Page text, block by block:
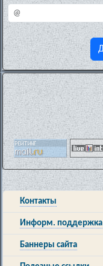
Контакты
Информ. поддержка
Баннеры сайта